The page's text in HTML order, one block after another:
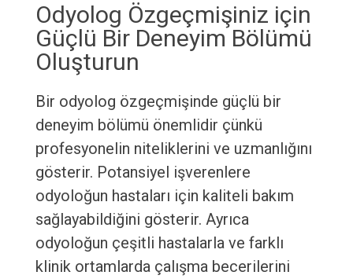
Odyolog Özgeçmişiniz için
Güçlü Bir Deneyim Bölümü
Oluşturun
Bir odyolog özgeçmişinde güçlü bir
deneyim bölümü önemlidir çünkü
profesyonelin niteliklerini ve uzmanlığını
gösterir. Potansiyel işverenlere
odyoloğun hastaları için kaliteli bakım
sağlayabildiğini gösterir. Ayrıca
odyoloğun çeşitli hastalarla ve farklı
klinik ortamlarda çalışma becerilerini